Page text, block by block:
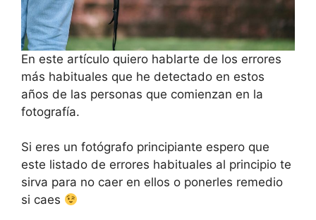
En este artículo quiero hablarte de los errores
más habituales que he detectado en estos
años de las personas que comienzan en la
fotografía.
Si eres un fotógrafo principiante espero que
este listado de errores habituales al principio te
sirva para no caer en ellos o ponerles remedio
si caes